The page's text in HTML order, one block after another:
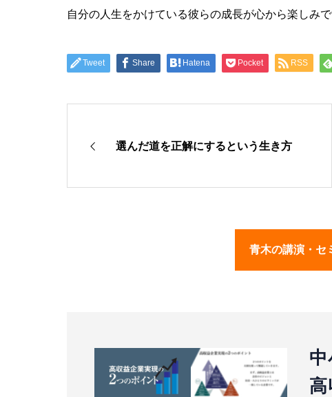
自分の人生をかけている彼らの成長が心から楽しみで
Tweet Share Hatena Pocket RSS
選んだ道を正解にするという生き方
青木の講演・セ